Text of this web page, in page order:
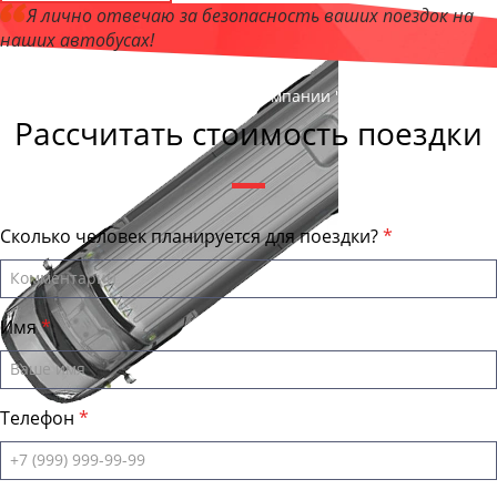
Я лично отвечаю за безопасность ваших поездок на
наших автобусах!
, директор компании "КировБас"
Рассчитать стоимость поездки
Сколько человек планируется для поездки?
Имя
Телефон